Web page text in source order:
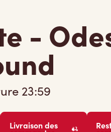
-
23:59
Livraison des